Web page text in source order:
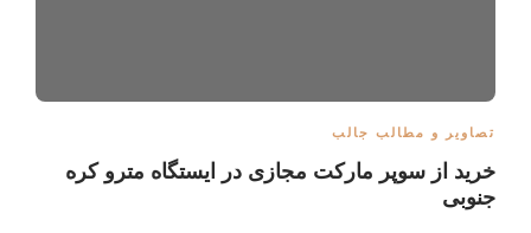
تصاویر و مطالب جالب
خرید از سوپر مارکت مجازی در ایستگاه مترو کره
جنوبی